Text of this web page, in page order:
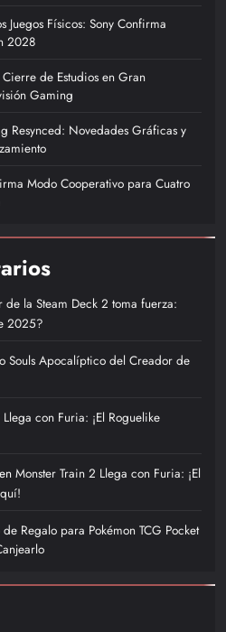
Juegos Físicos: Sony Confirma
2028
de Estudios en Gran
Gaming
Resynced: Novedades Gráficas y
Modo Cooperativo para Cuatro
de la Steam Deck 2 toma fuerza:
2025?
Souls Apocalíptico del Creador de
con Furia: ¡El Roguelike
Monster Train 2 Llega con Furia: ¡El
Regalo para Pokémon TCG Pocket